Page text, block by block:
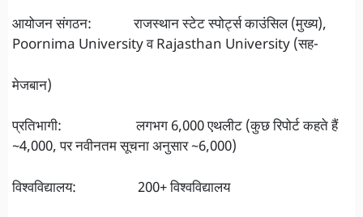
आयोजन संगठन: राजस्थान स्टेट स्पोर्ट्स काउंसिल (मुख्य),
Poornima University व Rajasthan University (सह-
मेजबान)
प्रतिभागी: लगभग 6,000 एथलीट (कुछ रिपोर्ट कहते हैं
~4,000, पर नवीनतम सूचना अनुसार ~6,000)
विश्वविद्यालय: 200+ विश्वविद्यालय